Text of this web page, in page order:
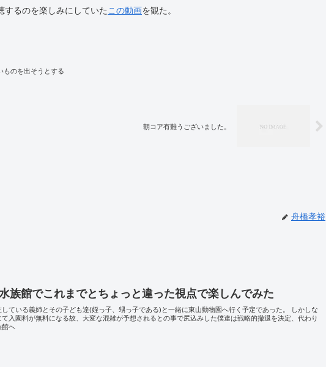
するのを楽しみにしていた この動画を観た。
ものを出そうとする
朝コア有難うございました。
舟橋孝裕
族館でこれまでとちょっと違った視点で楽しんでみた
ている義姉とその子ども達(姪っ子、甥っ子である)と一緒に東山動物園へ行く予定であった。 しかしな
入園料が無料になる故、大変な混雑が予想されるとの事で尻込みした僕達は戦略的撤退を決定、代わり
館へ